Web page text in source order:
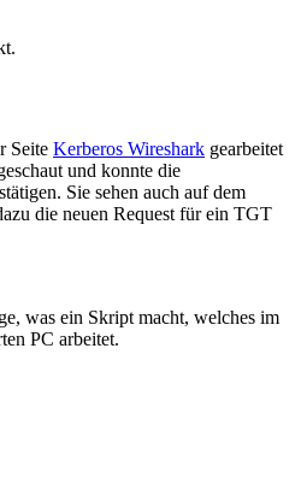
Seite Kerberos Wireshark gearbeitet
und konnte die
Sie sehen auch auf dem
die neuen Request für ein TGT
was ein Skript macht, welches im
PC arbeitet.